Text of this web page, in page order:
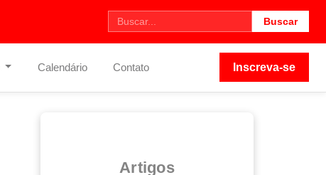
Buscar
Calendário Contato Inscreva-se
Artigos